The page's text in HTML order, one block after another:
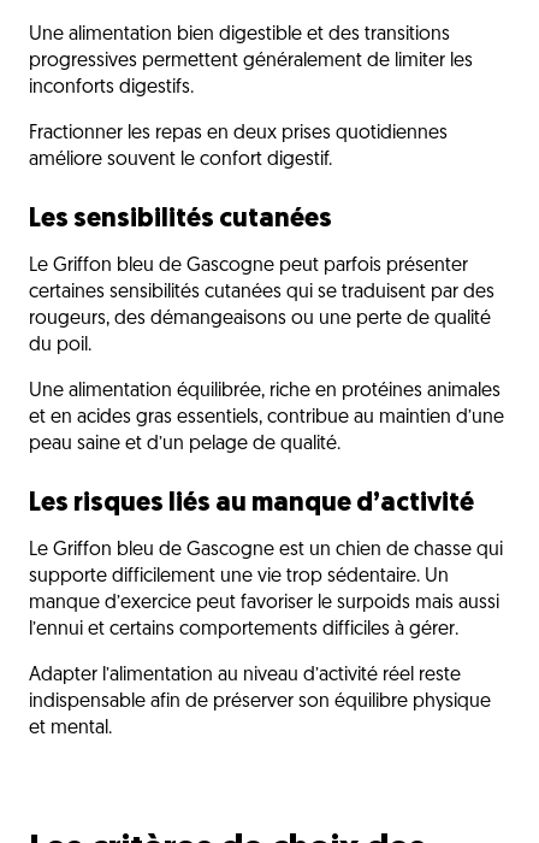
Une alimentation bien digestible et des transitions
progressives permettent généralement de limiter les
inconforts digestifs.
Fractionner les repas en deux prises quotidiennes
améliore souvent le confort digestif.
Les sensibilités cutanées
Le Griffon bleu de Gascogne peut parfois présenter
certaines sensibilités cutanées qui se traduisent par des
rougeurs, des démangeaisons ou une perte de qualité
du poil.
Une alimentation équilibrée, riche en protéines animales
et en acides gras essentiels, contribue au maintien d’une
peau saine et d’un pelage de qualité.
Les risques liés au manque d’activité
Le Griffon bleu de Gascogne est un chien de chasse qui
supporte difficilement une vie trop sédentaire. Un
manque d’exercice peut favoriser le surpoids mais aussi
l’ennui et certains comportements difficiles à gérer.
Adapter l’alimentation au niveau d’activité réel reste
indispensable afin de préserver son équilibre physique
et mental.